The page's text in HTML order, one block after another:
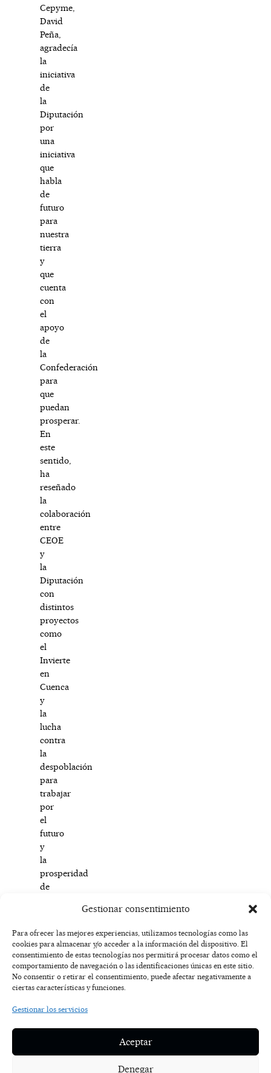
Gestionar consentimiento
Para ofrecer las mejores experiencias, utilizamos tecnologías como las
cookies para almacenar y/o acceder a la información del dispositivo. El
consentimiento de estas tecnologías nos permitirá procesar datos como el
comportamiento de navegación o las identificaciones únicas en este sitio.
No consentir o retirar el consentimiento, puede afectar negativamente a
ciertas características y funciones.
Gestionar los servicios
Aceptar
Denegar
Cepyme,
David
Peña,
agradecía
la
iniciativa
de
la
Diputación
por
una
iniciativa
que
habla
de
futuro
para
nuestra
tierra
y
que
cuenta
con
el
apoyo
de
la
Confederación
para
que
puedan
prosperar.
En
este
sentido,
ha
reseñado
la
colaboración
entre
CEOE
y
la
Diputación
con
distintos
proyectos
como
el
Invierte
en
Cuenca
y
la
lucha
contra
la
despoblación
para
trabajar
por
el
futuro
y
la
prosperidad
de
F
a
c
e
-
f
I
n
s
t
m
X
-
t
w
r
Y
o
u
t
T
i
k
t
AVISO
POLÍTICA DE